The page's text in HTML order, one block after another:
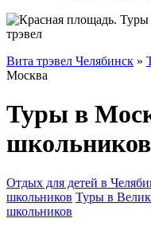
Вита трэвел Челябинск »
Москва
Туры в
Отдых для детей в
школьников Туры в
школьников